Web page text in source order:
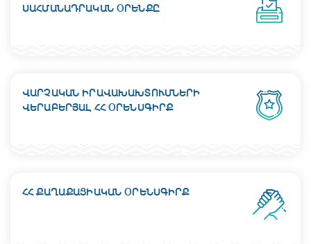
ՍԱՀՄԱՆԱԴՐԱԿԱՆ ՕՐԵՆՔԸ
ՎԱՐՉԱԿԱՆ ԻՐԱՎԱԽԱԽՏՈՒՄՆԵՐԻ
ՎԵՐԱԲԵՐՅԱԼ ՀՀ ՕՐԵՆՍԳԻՐՔ
ՀՀ ՔԱՂԱՔԱՑԻԱԿԱՆ ՕՐԵՆՍԳԻՐՔ